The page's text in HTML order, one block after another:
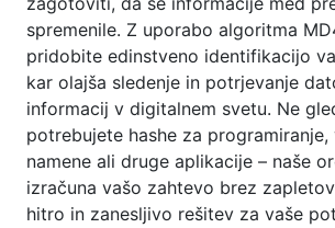
spremenile. Z uporabo algoritma
pridobite edinstveno identifikacijo
kar olajša sledenje in potrjevanje
informacij v digitalnem svetu. Ne
potrebujete hashe za programiranje,
namene ali druge aplikacije – naše
izračuna vašo zahtevo brez
hitro in zanesljivo rešitev za vaše